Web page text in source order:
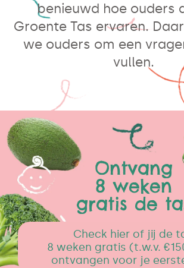
benieuwd hoe ouders
Groente Tas ervaren.
we ouders om een
vullen.
Ontvang
8 weken
gratis de
Check hier of jij de
8 weken gratis (t.w.v.
ontvangen voor je